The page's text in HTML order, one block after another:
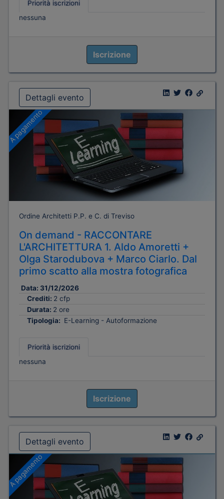
Priorità iscrizioni
nessuna
Iscrizione
Dettagli evento
A pagamento
Ordine Architetti P.P. e C. di Treviso
On demand - RACCONTARE
L'ARCHITETTURA 1. Aldo Amoretti +
Olga Starodubova + Marco Ciarlo. Dal
primo scatto alla mostra fotografica
Data: 31/12/2026
Crediti: 2 cfp
Durata: 2 ore
Tipologia: E-Learning - Autoformazione
Priorità iscrizioni
nessuna
Iscrizione
Dettagli evento
A pagamento